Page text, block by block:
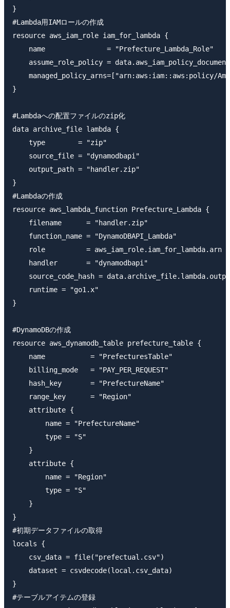
}
#Lambda用IAMロールの作成
resource aws_iam_role iam_for_lambda {
    name               = "Prefecture_Lambda_Role"
assume_role_policy =
managed_policy_arns=["arn:aws:iam::aws:policy/
}
#Lambdaへの配置ファイルのzip化
data archive_file lambda {
    type        = "zip"
    source_file = "dynamodbapi"
    output_path = "handler.zip"
}
#Lambdaの作成
resource aws_lambda_function Prefecture_Lambda {
    filename      = "handler.zip"
    function_name = "DynamoDBAPI_Lambda"
    role          = aws_iam_role.iam_for_lambda.arn
    handler       = "dynamodbapi"
source_code_hash =
    runtime = "go1.x"
}
#DynamoDBの作成
resource aws_dynamodb_table prefecture_table {
    name           = "PrefecturesTable"
    billing_mode   = "PAY_PER_REQUEST"
    hash_key       = "PrefectureName"
    range_key      = "Region"
    attribute {
        name = "PrefectureName"
        type = "S"
    }
    attribute {
        name = "Region"
        type = "S"
    }
}
#初期データファイルの取得
locals {
    csv_data = file("prefectual.csv")
    dataset = csvdecode(local.csv_data)
}
#テーブルアイテムの登録